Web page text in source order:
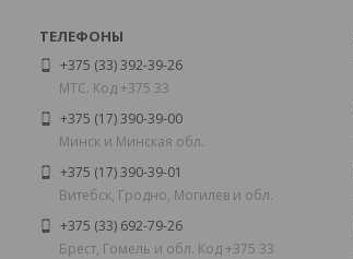
+375 (33) 392-39-26
МТС. Код +375 33
+375 (17) 390-39-00
Минск и Минская обл.
+375 (17) 390-39-01
Витебск, Гродно, Могилев и обл.
+375 (33) 692-79-26
Брест, Гомель и обл. Код +375 33